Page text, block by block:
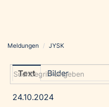
Grayling Agentur
Meldungen / JYSK
Text Bilder
24.10.2024